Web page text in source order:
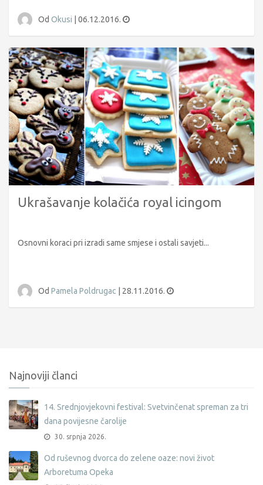
Od Okusi 06.12.2016.
Ukrašavanje kolačića royal icingom
Osnovni koraci pri izradi same smjese i ostali savjeti...
Od Pamela Poldrugac 28.11.2016.
Najnoviji članci
14. Srednjovjekovni festival: Svetvinčenat spreman za tri
dana povijesne čarolije
30. srpnja 2026.
Od ruševnog dvorca do zelene oaze: novi život
Arboretuma Opeka